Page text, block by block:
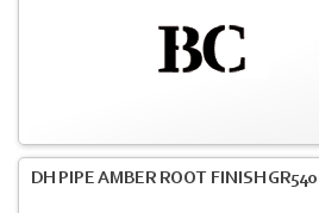
DH PIPE AMBER ROOT FINISH